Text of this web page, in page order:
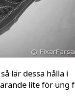
lär dessa hålla i
lite för ung